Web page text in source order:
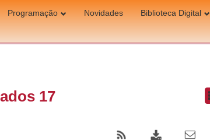
Programação Novidades Biblioteca Digital
17